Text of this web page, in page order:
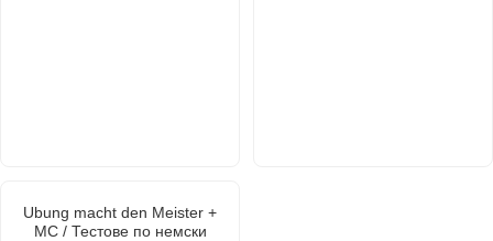
Ubung macht den Meister +
MC / Тестове по немски